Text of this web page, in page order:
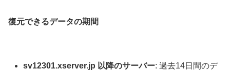
復元できるデータの期間
sv12301.xserver.jp 以降のサーバー: 過去14日間のデ